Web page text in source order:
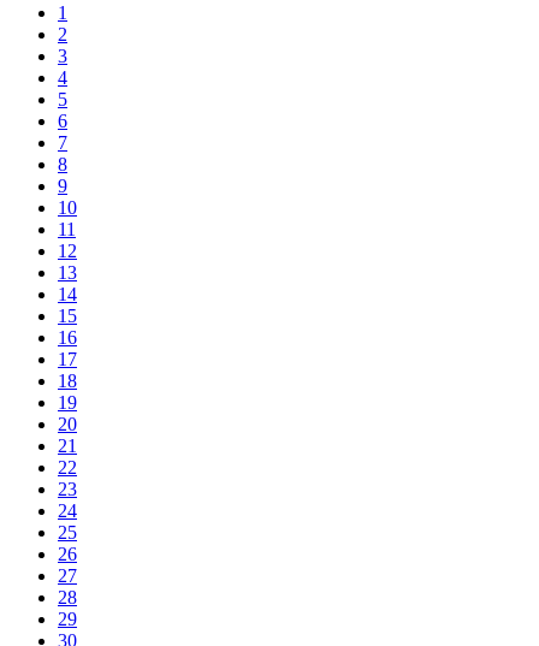
1
2
3
4
5
6
7
8
9
10
11
12
13
14
15
16
17
18
19
20
21
22
23
24
25
26
27
28
29
30